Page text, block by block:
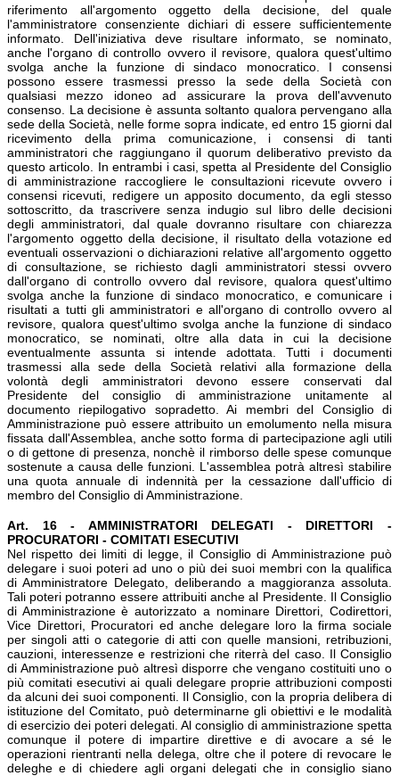
riferimento all'argomento oggetto della decisione, del quale
l'amministratore consenziente dichiari di essere sufficientemente
informato. Dell'iniziativa deve risultare informato, se nominato,
anche l'organo di controllo ovvero il revisore, qualora quest'ultimo
svolga anche la funzione di sindaco monocratico. I consensi
possono essere trasmessi presso la sede della Società con
qualsiasi mezzo idoneo ad assicurare la prova dell'avvenuto
consenso. La decisione è assunta soltanto qualora pervengano alla
sede della Società, nelle forme sopra indicate, ed entro 15 giorni dal
ricevimento della prima comunicazione, i consensi di tanti
amministratori che raggiungano il quorum deliberativo previsto da
questo articolo. In entrambi i casi, spetta al Presidente del Consiglio
di amministrazione raccogliere le consultazioni ricevute ovvero i
consensi ricevuti, redigere un apposito documento, da egli stesso
sottoscritto, da trascrivere senza indugio sul libro delle decisioni
degli amministratori, dal quale dovranno risultare con chiarezza
l'argomento oggetto della decisione, il risultato della votazione ed
eventuali osservazioni o dichiarazioni relative all'argomento oggetto
di consultazione, se richiesto dagli amministratori stessi ovvero
dall'organo di controllo ovvero dal revisore, qualora quest'ultimo
svolga anche la funzione di sindaco monocratico, e comunicare i
risultati a tutti gli amministratori e all'organo di controllo ovvero al
revisore, qualora quest'ultimo svolga anche la funzione di sindaco
monocratico, se nominati, oltre alla data in cui la decisione
eventualmente assunta si intende adottata. Tutti i documenti
trasmessi alla sede della Società relativi alla formazione della
volontà degli amministratori devono essere conservati dal
Presidente del consiglio di amministrazione unitamente al
documento riepilogativo sopradetto. Ai membri del Consiglio di
Amministrazione può essere attribuito un emolumento nella misura
fissata dall'Assemblea, anche sotto forma di partecipazione agli utili
o di gettone di presenza, nonchè il rimborso delle spese comunque
sostenute a causa delle funzioni. L'assemblea potrà altresì stabilire
una quota annuale di indennità per la cessazione dall'ufficio di
membro del Consiglio di Amministrazione.
Art. 16 - AMMINISTRATORI DELEGATI - DIRETTORI -
PROCURATORI - COMITATI ESECUTIVI
Nel rispetto dei limiti di legge, il Consiglio di Amministrazione può
delegare i suoi poteri ad uno o più dei suoi membri con la qualifica
di Amministratore Delegato, deliberando a maggioranza assoluta.
Tali poteri potranno essere attribuiti anche al Presidente. Il Consiglio
di Amministrazione è autorizzato a nominare Direttori, Codirettori,
Vice Direttori, Procuratori ed anche delegare loro la firma sociale
per singoli atti o categorie di atti con quelle mansioni, retribuzioni,
cauzioni, interessenze e restrizioni che riterrà del caso. Il Consiglio
di Amministrazione può altresì disporre che vengano costituiti uno o
più comitati esecutivi ai quali delegare proprie attribuzioni composti
da alcuni dei suoi componenti. Il Consiglio, con la propria delibera di
istituzione del Comitato, può determinarne gli obiettivi e le modalità
di esercizio dei poteri delegati. Al consiglio di amministrazione spetta
comunque il potere di impartire direttive e di avocare a sé le
operazioni rientranti nella delega, oltre che il potere di revocare le
deleghe e di chiedere agli organi delegati che in consiglio siano